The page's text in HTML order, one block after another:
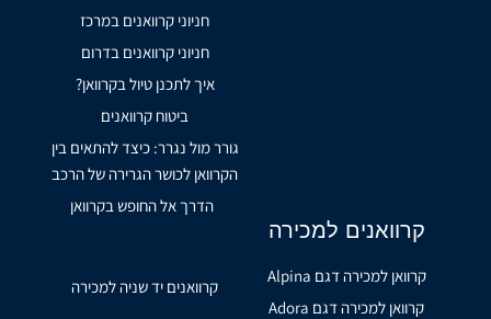
חניוני קרוואנים במרכז
חניוני קרוואנים בדרום
איך לתכנן טיול בקרוואן?
ביטוח קרוואנים
גורר מול נגרר: כיצד להתאים בין
הקרוואן לכושר הגרירה של הרכב
הדרך אל החופש בקרוואן
קרוואנים למכירה
קרוואן למכירה דגם Alpina
קרוואן למכירה דגם Adora
קרוואנים יד שניה למכירה